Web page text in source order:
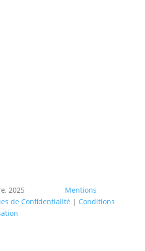
2025 Mentions
de Confidentialité | Conditions